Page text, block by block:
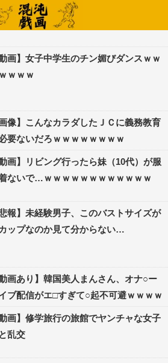
テハン使えるようになりました🌱
動画】女子中学生のチン媚びダンスｗｗ
ｗｗｗ
画像】こんなカラダしたＪＣに義務教育
要ないだろｗｗｗｗｗｗｗｗ
動画】リビング行ったら妹（10代）が服
ないで…ｗｗｗｗｗｗｗｗｗｗｗｗ
悲報】未経験男子、このバストサイズが
ップなのか見て分からない…
動画あり】韓国美人まんさん、オナ○ー
ブ配信がエ□すぎて○起不可避ｗｗｗｗ
動画】修学旅行の旅館でヤンチャな女子
乱交